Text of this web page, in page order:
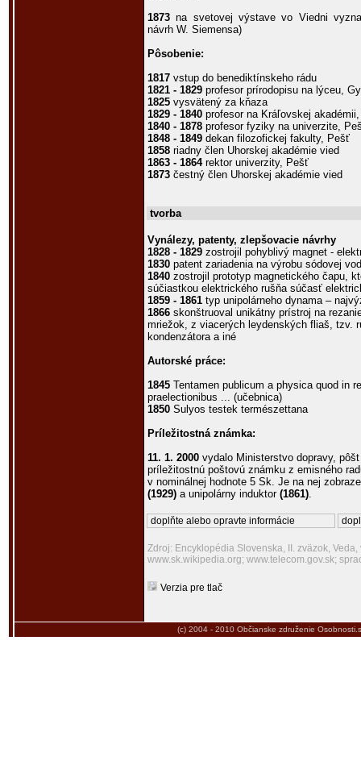
1873 na svetovej výstave vo Viedni
návrh W. Siemensa)
Pôsobenie:
1817 vstup do benediktínskeho rádu
1821 - 1829 profesor prírodopisu na lýceu,
1825 vysvätený za kňaza
1829 - 1840 profesor na Kráľovskej
1840 - 1878 profesor fyziky na univerzite,
1848 - 1849 dekan filozofickej fakulty, Pešť
1858 riadny člen Uhorskej akadémie vied
1863 - 1864rektor univerzity, Pešť
1873 čestný člen Uhorskej akadémie vied
tvorba
Vynálezy, patenty, zlepšovacie návrhy
1828 - 1829 zostrojil pohyblivý magnet -
1830 patent zariadenia na výrobu sódovej
1840 zostrojil prototyp magnetického čapu,
súčiastkou elektrického rušňa súčasť
1859 - 1861 typ unipolárneho dynama –
1866 skonštruoval unikátny prístroj na
mriežok, z viacerých leydenských fliaš, tzv.
kondenzátora a iné
Autorské práce:
1845 Tentamen publicum a physica quod in
praelectionibus ... (učebnica)
1850 Sulyos testek természettana
Príležitostná známka:
11. 1. 2000 vydalo Ministerstvo dopravy,
príležitostnú poštovú známku z emisného
v nominálnej hodnote 5 Sk. Je na nej
(1929) a unipolárny induktor (1861).
doplňte alebo opravte informácie
Zdroj: Encyklopédia Slovenska, II. zväzok,
www.sk.wikipedia.org; www.telecom.gov.sk;
Verzia pre tlač
(c) 2004 - 2010 Občianske združenie